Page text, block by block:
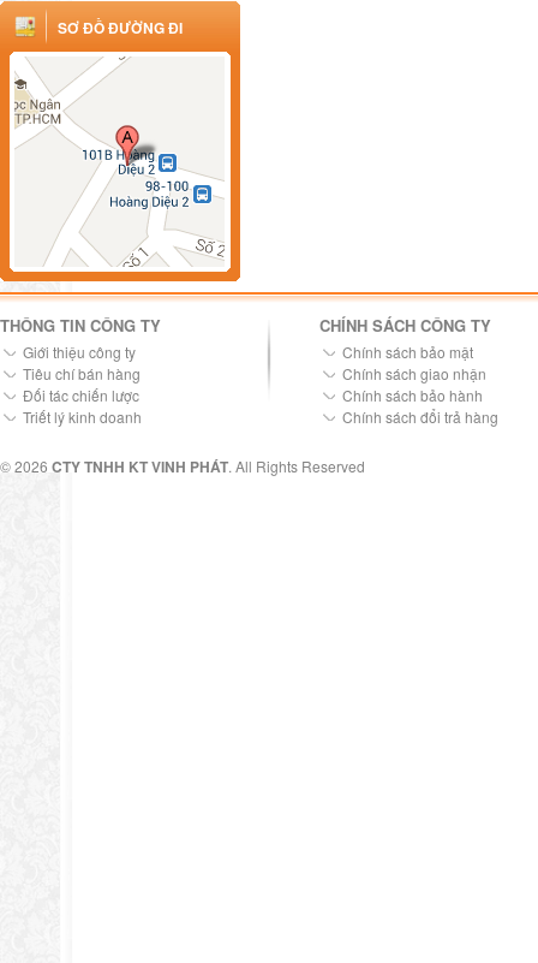
SƠ ĐỒ ĐƯỜNG ĐI
THÔNG TIN CÔNG TY
Giới thiệu công ty
Tiêu chí bán hàng
Đối tác chiến lược
Triết lý kinh doanh
CHÍNH SÁCH CÔNG TY
Chính sách bảo mật
Chính sách giao nhận
Chính sách bảo hành
Chính sách đổi trả hàng
© 2026 CTY TNHH KT VINH PHÁT. All Rights Reserved